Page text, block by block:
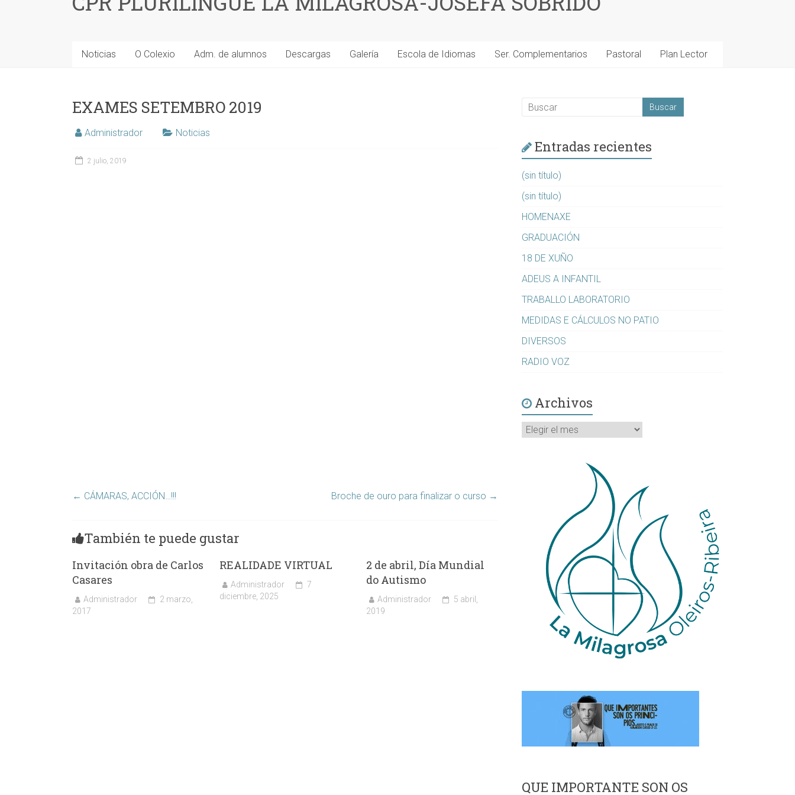
Noticias O Colexio Adm. de alumnos Descargas Galería Escola de Idiomas Ser. Complementarios Pastoral Plan Lector
EXAMES SETEMBRO 2019
Administrador Noticias
2 julio, 2019
← CÁMARAS, ACCIÓN…!!! Broche de ouro para finalizar o curso →
También te puede gustar
Invitación obra de Carlos
Casares
Administrador
2 marzo,
2017
REALIDADE VIRTUAL
Administrador
7
diciembre, 2025
2 de abril, Día Mundial
do Autismo
Administrador
5 abril,
2019
Entradas recientes
(sin título)
(sin título)
HOMENAXE
GRADUACIÓN
18 DE XUÑO
ADEUS A INFANTIL
TRABALLO LABORATORIO
MEDIDAS E CÁLCULOS NO PATIO
DIVERSOS
RADIO VOZ
Archivos
Archivos
QUE IMPORTANTE SON OS